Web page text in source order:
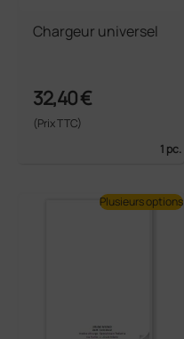
Chargeur universel
32,40 €
(Prix TTC)
1 pc.
Plusieurs options